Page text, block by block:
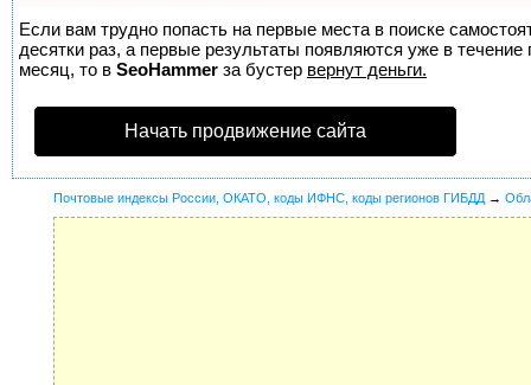
Если вам трудно попасть на первые места в поиске
десятки раз, а первые результаты появляются уже в
месяц, то в SeoHammer за бустер вернут деньги.
Начать продвижение сайта
Почтовые индексы России, ОКАТО, коды ИФНС, коды регионов ГИБДД →